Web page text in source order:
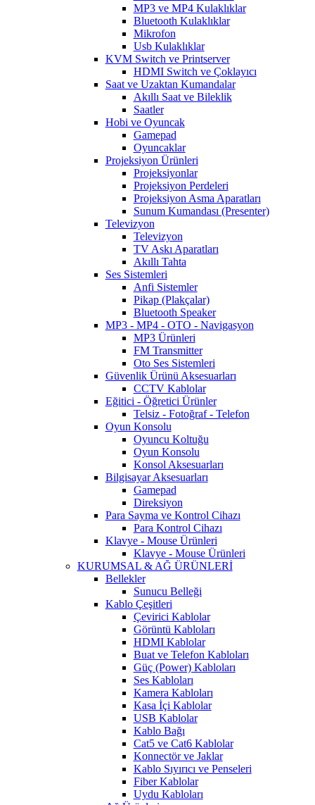
MP3 ve MP4 Kulaklıklar
Bluetooth Kulaklıklar
Mikrofon
Usb Kulaklıklar
KVM Switch ve Printserver
HDMI Switch ve Çoklayıcı
Saat ve Uzaktan Kumandalar
Akıllı Saat ve Bileklik
Saatler
Hobi ve Oyuncak
Gamepad
Oyuncaklar
Projeksiyon Ürünleri
Projeksiyonlar
Projeksiyon Perdeleri
Projeksiyon Asma Aparatları
Sunum Kumandası (Presenter)
Televizyon
Televizyon
TV Askı Aparatları
Akıllı Tahta
Ses Sistemleri
Anfi Sistemler
Pikap (Plakçalar)
Bluetooth Speaker
MP3 - MP4 - OTO - Navigasyon
MP3 Ürünleri
FM Transmitter
Oto Ses Sistemleri
Güvenlik Ürünü Aksesuarları
CCTV Kablolar
Eğitici - Öğretici Ürünler
Telsiz - Fotoğraf - Telefon
Oyun Konsolu
Oyuncu Koltuğu
Oyun Konsolu
Konsol Aksesuarları
Bilgisayar Aksesuarları
Gamepad
Direksiyon
Para Sayma ve Kontrol Cihazı
Para Kontrol Cihazı
Klavye - Mouse Ürünleri
Klavye - Mouse Ürünleri
KURUMSAL & AĞ ÜRÜNLERİ
Bellekler
Sunucu Belleği
Kablo Çeşitleri
Çevirici Kablolar
Görüntü Kabloları
HDMI Kablolar
Buat ve Telefon Kabloları
Güç (Power) Kabloları
Ses Kabloları
Kamera Kabloları
Kasa İçi Kablolar
USB Kablolar
Kablo Bağı
Cat5 ve Cat6 Kablolar
Konnectör ve Jaklar
Kablo Sıyırıcı ve Penseleri
Fiber Kablolar
Uydu Kabloları